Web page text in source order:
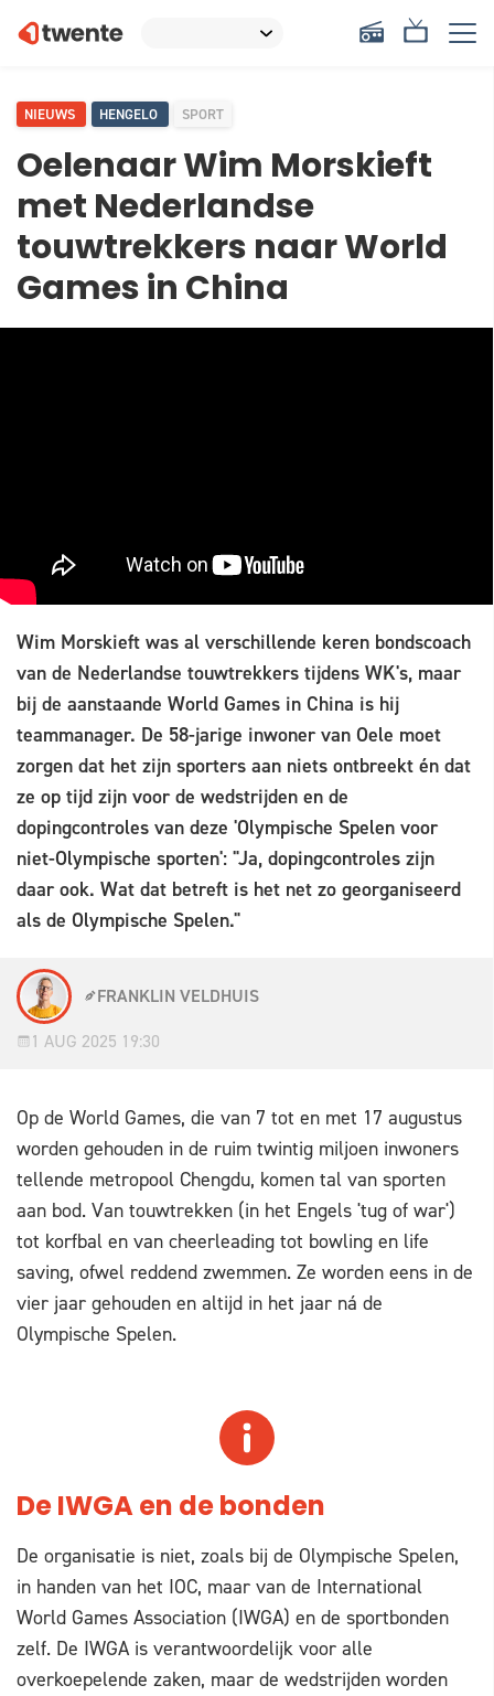
NIEUWS HENGELO SPORT
Oelenaar Wim Morskieft
met Nederlandse
touwtrekkers naar World
Games in China
Wim Morskieft was al verschillende keren bondscoach
van de Nederlandse touwtrekkers tijdens WK's, maar
bij de aanstaande World Games in China is hij
teammanager. De 58-jarige inwoner van Oele moet
zorgen dat het zijn sporters aan niets ontbreekt én dat
ze op tijd zijn voor de wedstrijden en de
dopingcontroles van deze 'Olympische Spelen voor
niet-Olympische sporten': "Ja, dopingcontroles zijn
daar ook. Wat dat betreft is het net zo georganiseerd
als de Olympische Spelen."
FRANKLIN VELDHUIS
1 AUG 2025 19:30
Op de World Games, die van 7 tot en met 17 augustus
worden gehouden in de ruim twintig miljoen inwoners
tellende metropool Chengdu, komen tal van sporten
aan bod. Van touwtrekken (in het Engels 'tug of war')
tot korfbal en van cheerleading tot bowling en life
saving, ofwel reddend zwemmen. Ze worden eens in de
vier jaar gehouden en altijd in het jaar ná de
Olympische Spelen.
De IWGA en de bonden
De organisatie is niet, zoals bij de Olympische Spelen,
in handen van het IOC, maar van de International
World Games Association (IWGA) en de sportbonden
zelf. De IWGA is verantwoordelijk voor alle
overkoepelende zaken, maar de wedstrijden worden